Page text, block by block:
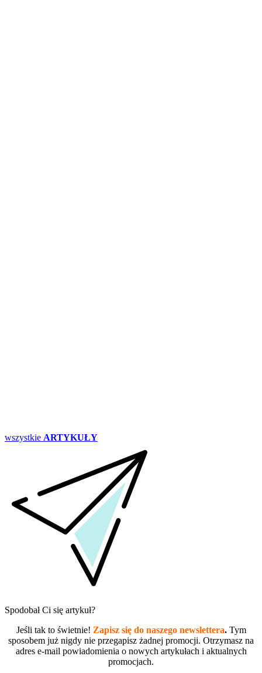
wszystkie ARTYKUŁY
Spodobał Ci się artykuł?
Jeśli tak to świetnie! Zapisz się do naszego newslettera.Tym
sposobem już nigdy nie przegapisz żadnej promocji. Otrzymasz na
adres e-mail powiadomienia o nowych artykułach i aktualnych
promocjach.